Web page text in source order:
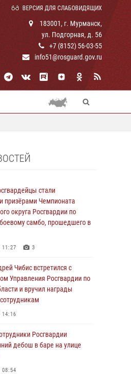
ВЕРСИЯ ДЛЯ СЛАБОВИДЯЩИХ
183001, г. Мурманск,
ул. Подгорная, д. 56
+7 (8152) 56-03-55
info51@rosguard.gov.ru
стали
призёрами Чемпионата
округа Росгвардии по
самбо, прошедшего в
11:27 3
Чибис встретился с
Управления Росгвардии по
и вручил награды
14:16
Росгвардии
дебош в баре на улице
08:54